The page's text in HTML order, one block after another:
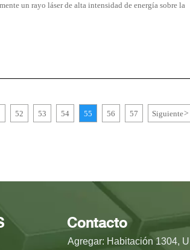
un rayo láser de alta intensidad de energía sobre la
52 53 54 55 56 57 Siguiente>
Contacto
Agregar: Habitación 1304,